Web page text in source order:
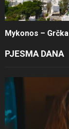
Mykonos – Grčka
PJESMA DANA